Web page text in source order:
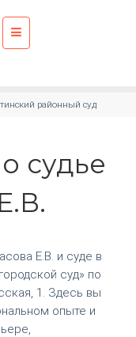
районный суд
судье
Е.В. и суде в
суд» по
1. Здесь вы
опыте и